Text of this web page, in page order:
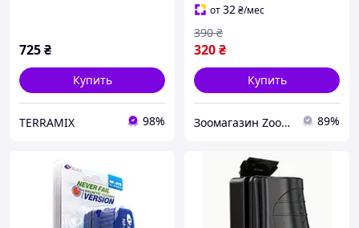
725₴
Купить
TERRAMIX 98%
от32₴/мес
320₴
390 ₴
Купить
Зоомагазин Zoo-expert. Быстрая отправка. 89%